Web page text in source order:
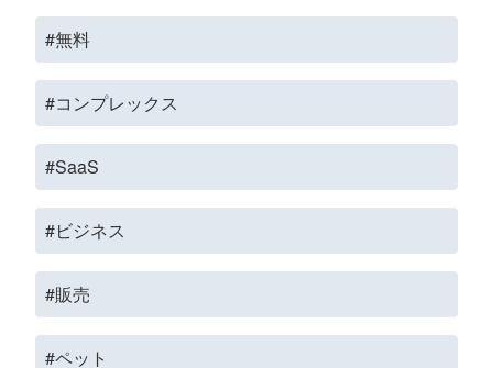
#無料
#コンプレックス
#SaaS
#ビジネス
#販売
#ペット